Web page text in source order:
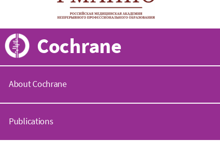
Cochrane
About Cochrane
o
h
Publications